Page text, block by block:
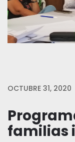
OCTUBRE 31, 2020
familias